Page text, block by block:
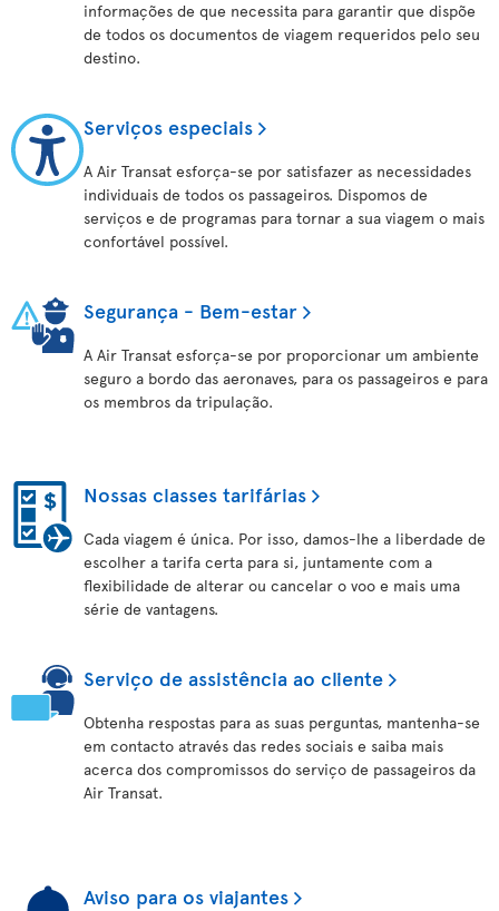
informações de que necessita para garantir que dispõe
de todos os documentos de viagem requeridos pelo seu
destino.
Serviços especiais
A Air Transat esforça-se por satisfazer as necessidades
individuais de todos os passageiros. Dispomos de
serviços e de programas para tornar a sua viagem o mais
confortável possível.
Segurança - Bem-estar
A Air Transat esforça-se por proporcionar um ambiente
seguro a bordo das aeronaves, para os passageiros e para
os membros da tripulação.
Nossas classes tarifárias
Cada viagem é única. Por isso, damos-lhe a liberdade de
escolher a tarifa certa para si, juntamente com a
flexibilidade de alterar ou cancelar o voo e mais uma
série de vantagens.
Serviço de assistência ao cliente
Obtenha respostas para as suas perguntas, mantenha-se
em contacto através das redes sociais e saiba mais
acerca dos compromissos do serviço de passageiros da
Air Transat.
Aviso para os viajantes